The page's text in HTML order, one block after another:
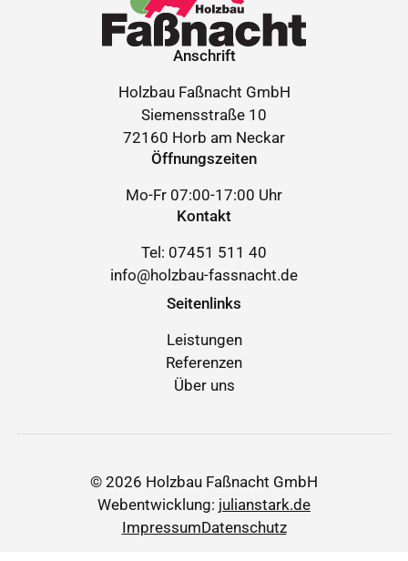
Anschrift
Holzbau Faßnacht GmbH
Siemensstraße 10
72160 Horb am Neckar
Öffnungszeiten
Mo-Fr 07:00-17:00 Uhr
Kontakt
Tel: 07451 511 40
info@holzbau-fassnacht.de
Seitenlinks
Leistungen
Referenzen
Über uns
© 2026 Holzbau Faßnacht GmbH
Webentwicklung: julianstark.de
ImpressumDatenschutz